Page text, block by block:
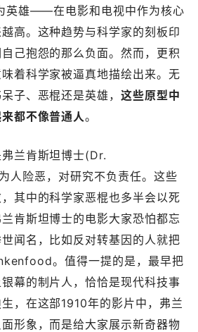
雄——在电影和电视中作为核心
高。这种趋势与科学家的刻板印
己抱怨的那么负面。然而，更积
着科学家被逼真地描绘出来。无
子、恶棍还是英雄，这些原型中
都不像普通人。
兰肯斯坦博士(Dr.
人险恶，对研究不负责任。这些
其中的科学家恶棍也多半会以死
肯斯坦博士的电影大家恐怕都忘
闻名，比如反对转基因的人就把
。值得一提的是，最早把
幕的制片人，恰恰是现代科技事
，在这部1910年的影片中，弗兰
形象，而是给大家展示新奇器物